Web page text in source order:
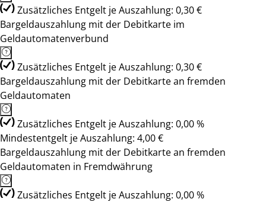
Zusätzliches Entgelt je Auszahlung: 0,30 €
Bargeldauszahlung mit der Debitkarte im
Geldautomatenverbund
Zusätzliches Entgelt je Auszahlung: 0,30 €
Bargeldauszahlung mit der Debitkarte an fremden
Geldautomaten
Zusätzliches Entgelt je Auszahlung: 0,00 %
Mindestentgelt je Auszahlung: 4,00 €
Bargeldauszahlung mit der Debitkarte an fremden
Geldautomaten in Fremdwährung
Zusätzliches Entgelt je Auszahlung: 0,00 %